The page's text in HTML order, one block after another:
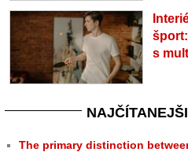
s
The primary distinction